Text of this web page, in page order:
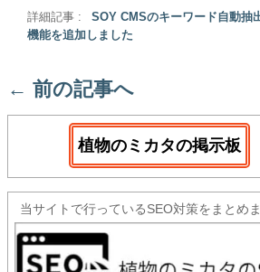
詳細記事 :
SOY CMSのキーワード自動抽
機能を追加しました
← 前の記事へ
植物のミカタの掲示板
当サイトで行っているSEO対策をまとめま